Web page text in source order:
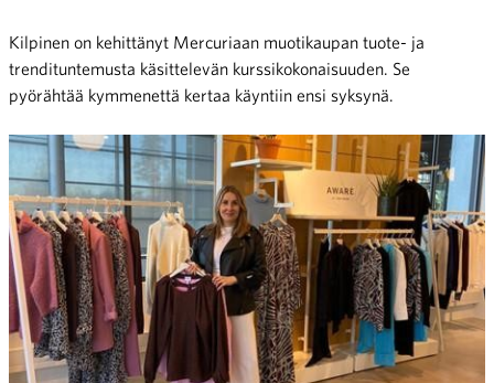
Kilpinen on kehittänyt Mercuriaan muotikaupan tuote- ja
trendituntemusta käsittelevän kurssikokonaisuuden. Se
pyörähtää kymmenettä kertaa käyntiin ensi syksynä.